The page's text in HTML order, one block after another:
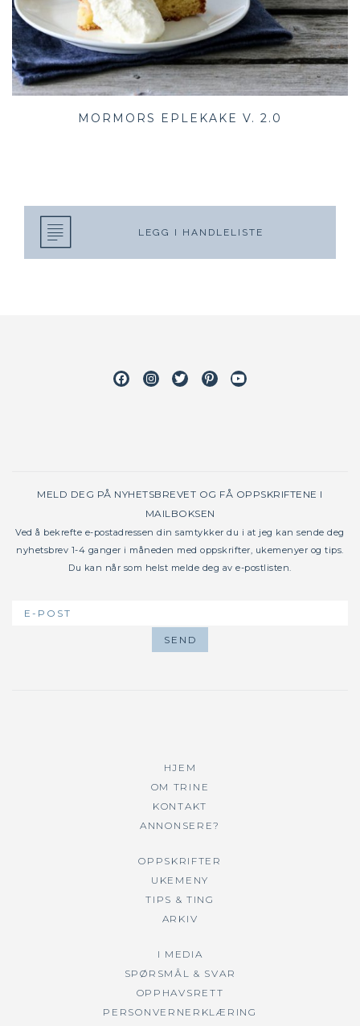
MORMORS EPLEKAKE V. 2.0
LEGG I HANDLELISTE
FacebookInstagram
TwitterPinterestYoutube
MELD DEG PÅ NYHETSBREVET OG FÅ OPPSKRIFTENE I
MAILBOKSEN
Ved å bekrefte e-postadressen din samtykker du i at jeg kan sende deg
nyhetsbrev 1-4 ganger i måneden med oppskrifter, ukemenyer og tips.
Du kan når som helst melde deg av e-postlisten.
HJEM
OM TRINE
KONTAKT
ANNONSERE?
OPPSKRIFTER
UKEMENY
TIPS & TING
ARKIV
I MEDIA
SPØRSMÅL & SVAR
OPPHAVSRETT
PERSONVERNERKLÆRING